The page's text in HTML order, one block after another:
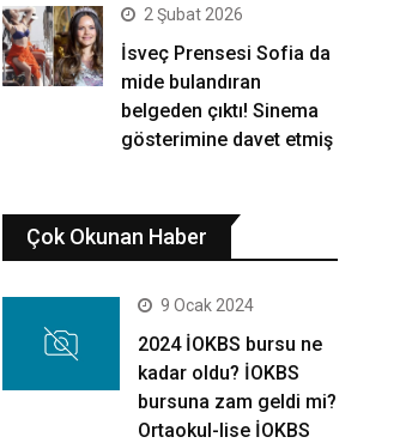
2 Şubat 2026
İsveç Prensesi Sofia da
mide bulandıran
belgeden çıktı! Sinema
gösterimine davet etmiş
Çok Okunan Haber
9 Ocak 2024
2024 İOKBS bursu ne
kadar oldu? İOKBS
bursuna zam geldi mi?
Ortaokul-lise İOKBS